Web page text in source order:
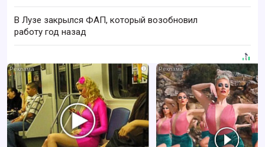
В Лузе закрылся ФАП, который возобновил
работу год назад
i